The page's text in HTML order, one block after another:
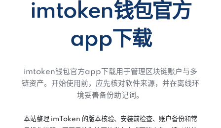
imtoken钱包官方
app下载
imtoken钱包官方app下载用于管理区块链账户与多
链资产。开始使用前，应先核对软件来源，并在离线环
境妥善备份助记词。
本站整理 imToken 的版本核验、安装前检查、账户备份和常